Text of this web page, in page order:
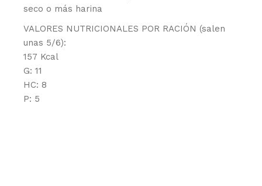
seco o más harina
VALORES NUTRICIONALES POR RACIÓN (salen
unas 5/6):
157 Kcal
G: 11
HC: 8
P: 5